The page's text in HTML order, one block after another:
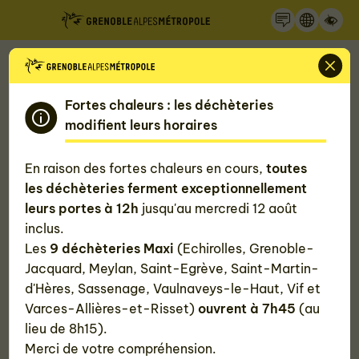
Panneau de gestion des cookies
Fortes chaleurs : les déchèteries
modifient leurs horaires
En raison des fortes chaleurs en cours,toutes
les déchèteries ferment exceptionnellement
leurs portes à 12h jusqu'au mercredi 12 août
inclus.
Les 9 déchèteries Maxi (Echirolles, Grenoble-
Jacquard, Meylan, Saint-Egrève, Saint-Martin-
d'Hères, Sassenage, Vaulnaveys-le-Haut, Vif et
Varces-Allières-et-Risset) ouvrent à 7h45(au
lieu de 8h15).
Merci de votre compréhension.
Accueil Informations pour les pros
Demander un conseil ou une aide
Trouvez les aides de la Métropole en
quelques clics
Vous êtes :
Un particulier Un professionnel